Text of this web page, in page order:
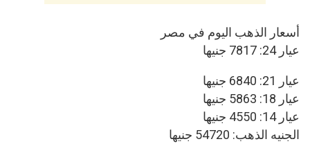
أسعار الذهب اليوم في مصر
عيار 24: 7817 جنيها
عيار 21: 6840 جنيها
عيار 18: 5863 جنيها
عيار 14: 4550 جنيها
الجنيه الذهب: 54720 جنيها